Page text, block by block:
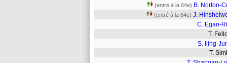
(entré à la 64e) B. Norton-
(entré à la 64e) J.
C. Egan-
T.
S. Iling-
T.